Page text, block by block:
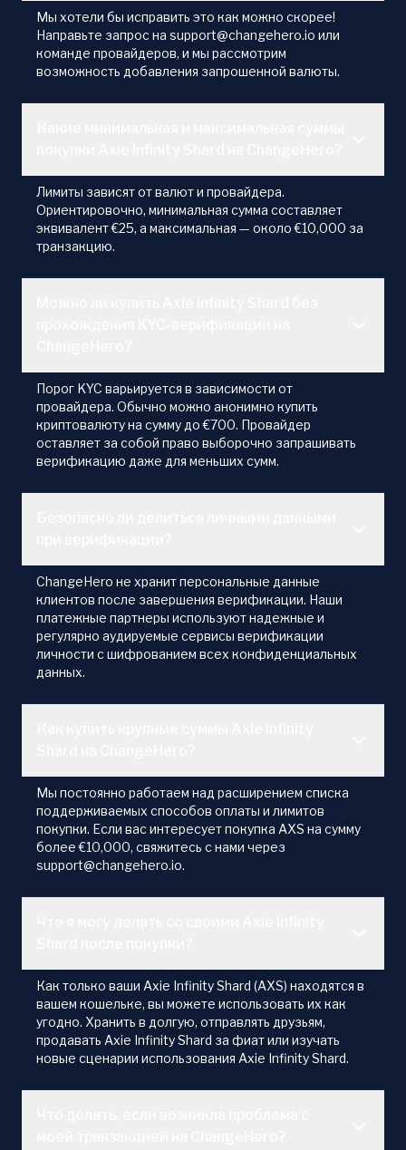
Мы хотели бы исправить это как можно скорее!
Направьте запрос на support@changehero.io или
команде провайдеров, и мы рассмотрим
возможность добавления запрошенной валюты.
Лимиты зависят от валют и провайдера.
Ориентировочно, минимальная сумма составляет
эквивалент €25, а максимальная — около €10,000 за
транзакцию.
Порог KYC варьируется в зависимости от
провайдера. Обычно можно анонимно купить
криптовалюту на сумму до €700. Провайдер
оставляет за собой право выборочно запрашивать
верификацию даже для меньших сумм.
ChangeHero не хранит персональные данные
клиентов после завершения верификации. Наши
платежные партнеры используют надежные и
регулярно аудируемые сервисы верификации
личности с шифрованием всех конфиденциальных
данных.
Мы постоянно работаем над расширением списка
поддерживаемых способов оплаты и лимитов
покупки. Если вас интересует покупка AXS на сумму
более €10,000, свяжитесь с нами через
support@changehero.io.
Как только ваши Axie Infinity Shard (AXS) находятся в
вашем кошельке, вы можете использовать их как
угодно. Хранить в долгую, отправлять друзьям,
продавать Axie Infinity Shard за фиат или изучать
новые сценарии использования Axie Infinity Shard.